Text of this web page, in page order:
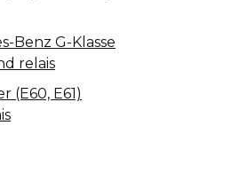
Benz G-Klasse
relais
(E60, E61)